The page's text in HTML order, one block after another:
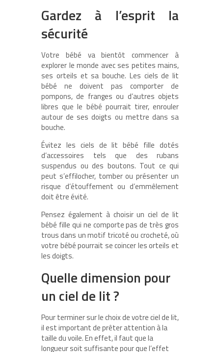
Gardez à l’esprit la
sécurité
Votre bébé va bientôt commencer à
explorer le monde avec ses petites mains,
ses orteils et sa bouche. Les ciels de lit
bébé ne doivent pas comporter de
pompons, de franges ou d’autres objets
libres que le bébé pourrait tirer, enrouler
autour de ses doigts ou mettre dans sa
bouche.
Évitez les ciels de lit bébé fille dotés
d’accessoires tels que des rubans
suspendus ou des boutons. Tout ce qui
peut s’effilocher, tomber ou présenter un
risque d’étouffement ou d’emmêlement
doit être évité.
Pensez également à choisir un ciel de lit
bébé fille qui ne comporte pas de très gros
trous dans un motif tricoté ou crocheté, où
votre bébé pourrait se coincer les orteils et
les doigts.
Quelle dimension pour
un ciel de lit ?
Pour terminer sur le choix de votre ciel de lit,
il est important de prêter attention à la
taille du voile. En effet, il faut que la
longueur soit suffisante pour que l’effet